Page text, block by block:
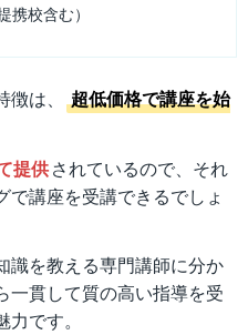
携校含む）
は、
超低価格で講座を始
提供されているので、それ
講座を受講できるでしょ
識を教える専門講師に分か
一貫して質の高い指導を受
です。